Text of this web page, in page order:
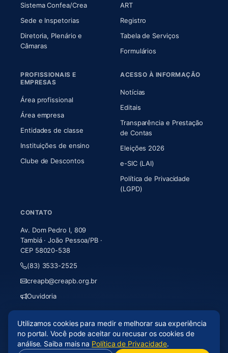
Sistema Confea/Crea(abre em nova aba)
Sede e Inspetorias
Diretoria, Plenário e
Câmaras(abre em nova aba)
ART(abre em nova aba)
Registro
Tabela de Serviços
Formulários
PROFISSIONAIS E
EMPRESAS
Área profissional
Área empresa
Entidades de classe
Instituições de ensino
Clube de Descontos
ACESSO À INFORMAÇÃO
Notícias
Editais
Transparência e Prestação
de Contas
Eleições 2026
e-SIC (LAI)
Política de Privacidade
(LGPD)
CONTATO
Av. Dom Pedro I, 809
Tambiá · João Pessoa/PB ·
CEP 58020-538
(83) 3533-2525
creapb@creapb.org.br
Ouvidoria
© 2026 CREA-PB · Todos os direitos reservados
Acessibilidade
Mapa do site· LGPD
Utilizamos cookies para medir e melhorar sua experiência
no portal. Você pode aceitar ou recusar os cookies de
análise. Saiba mais na Política de Privacidade.